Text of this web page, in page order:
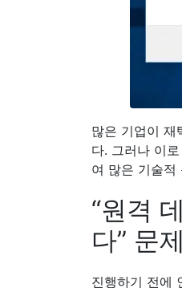
많은 기업이 재
다. 그러나 이
여 많은 기술적
“원격
다” 문
진행하기 전에